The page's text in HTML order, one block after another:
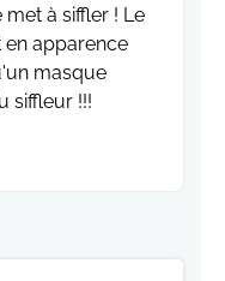
met à siffler ! Le
apparence
masque
siffleur !!!